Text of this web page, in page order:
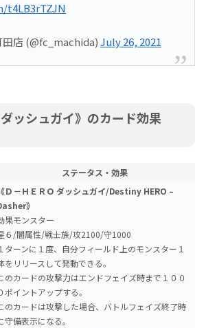
t4LB3rTZJN
店 (@fc_machida)July 26, 2021
ダッシュガイ》のカード効果
ステータス・効果
《Ｄ－ＨＥＲＯ ダッシュガイ/Destiny HERO –
》
果モンスター
６/闇属性/戦士族/攻2100/守1000
ターンに１度、自分フィールド上のモンスター１
をリリースして発動できる。
のカードの攻撃力はエンドフェイズ時まで１００
ポイントアップする。
のカードは攻撃した場合、バトルフェイズ終了時
守備表示になる。